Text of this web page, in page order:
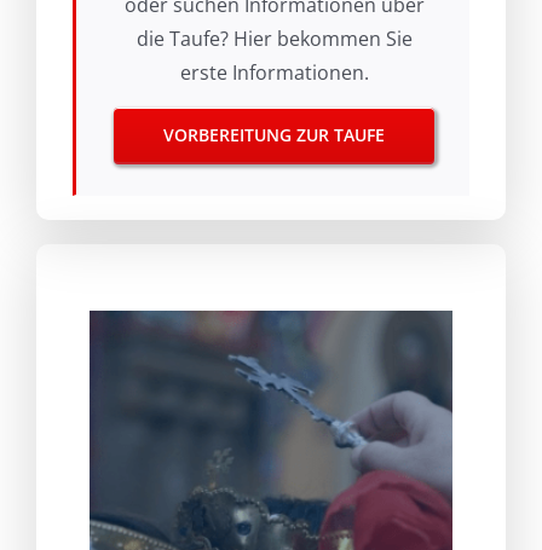
die Taufe? Hier bekommen Sie
erste Informationen.
VORBEREITUNG ZUR TAUFE